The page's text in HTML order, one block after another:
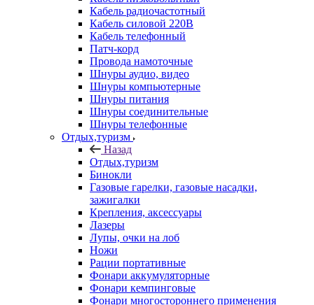
Кабель радиочастотный
Кабель силовой 220В
Кабель телефонный
Патч-корд
Провода намоточные
Шнуры аудио, видео
Шнуры компьютерные
Шнуры питания
Шнуры соединительные
Шнуры телефонные
Отдых,туризм
Назад
Отдых,туризм
Бинокли
Газовые гарелки, газовые насадки,
зажигалки
Крепления, аксессуары
Лазеры
Лупы, очки на лоб
Ножи
Рации портативные
Фонари аккумуляторные
Фонари кемпинговые
Фонари многостороннего применения